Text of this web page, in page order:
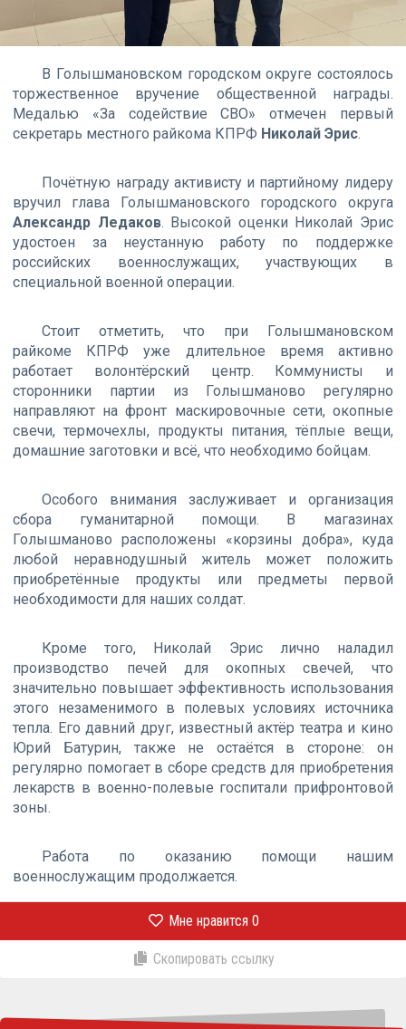
В Голышмановском городском округе состоялось
торжественное вручение общественной награды.
Медалью «За содействие СВО» отмечен первый
секретарь местного райкома КПРФ Николай Эрис.
Почётную награду активисту и партийному лидеру
вручил глава Голышмановского городского округа
Александр Ледаков. Высокой оценки Николай Эрис
удостоен за неустанную работу по поддержке
российских военнослужащих, участвующих в
специальной военной операции.
Стоит отметить, что при Голышмановском
райкоме КПРФ уже длительное время активно
работает волонтёрский центр. Коммунисты и
сторонники партии из Голышманово регулярно
направляют на фронт маскировочные сети, окопные
свечи, термочехлы, продукты питания, тёплые вещи,
домашние заготовки и всё, что необходимо бойцам.
Особого внимания заслуживает и организация
сбора гуманитарной помощи. В магазинах
Голышманово расположены «корзины добра», куда
любой неравнодушный житель может положить
приобретённые продукты или предметы первой
необходимости для наших солдат.
Кроме того, Николай Эрис лично наладил
производство печей для окопных свечей, что
значительно повышает эффективность использования
этого незаменимого в полевых условиях источника
тепла. Его давний друг, известный актёр театра и кино
Юрий Батурин, также не остаётся в стороне: он
регулярно помогает в сборе средств для приобретения
лекарств в военно-полевые госпитали прифронтовой
зоны.
Работа по оказанию помощи нашим
военнослужащим продолжается.
Мне нравится 0
Скопировать ссылку